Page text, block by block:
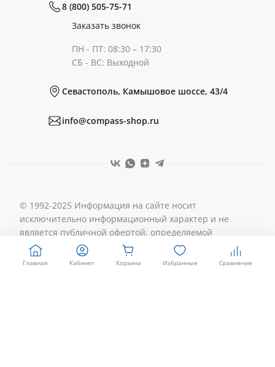
8 (800) 505-75-71
Заказать звонок
ПН - ПТ: 08:30 – 17:30
СБ - ВС: Выходной
Севастополь, Камышовое шоссе, 43/4
info@compass-shop.ru
© 1992-2025 Информация на сайте носит
исключительно информационный характер и не
является публичной офертой, определяемой
положениями ст. 437 Гражданского кодекса РФ.
Общество с ограниченной ответственностью
Главная Кабинет Корзина Избранные Сравнение